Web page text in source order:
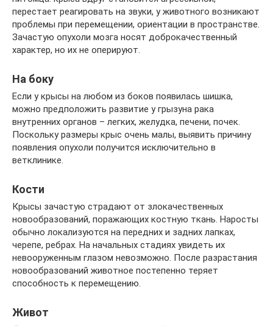
перестает реагировать на звуки, у животного возникают
проблемы при перемещении, ориентации в пространстве.
Зачастую опухоли мозга носят доброкачественный
характер, но их не оперируют.
На боку
Если у крысы на любом из боков появилась шишка,
можно предположить развитие у грызуна рака
внутренних органов – легких, желудка, печени, почек.
Поскольку размеры крыс очень малы, выявить причину
появления опухоли получится исключительно в
ветклинике.
Кости
Крысы зачастую страдают от злокачественных
новообразований, поражающих костную ткань. Наросты
обычно локализуются на передних и задних лапках,
черепе, ребрах. На начальных стадиях увидеть их
невооруженным глазом невозможно. После разрастания
новообразований животное постепенно теряет
способность к перемещению.
Живот